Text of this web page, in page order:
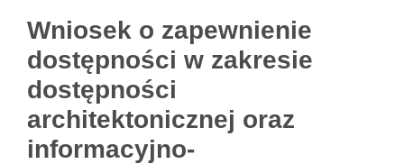
Wniosek o zapewnienie
dostępności w zakresie
dostępności
architektonicznej oraz
informacyjno-